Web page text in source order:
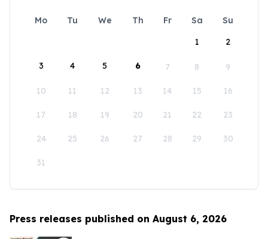
Mo Tu We Th Fr Sa
Su
1
2
3 4 5 6 7 8 9
10 11 12 13 14 15 16
17 18 19 20 21 22 23
24 25 26 27 28 29 30
31
Press releases published on August 6, 2026